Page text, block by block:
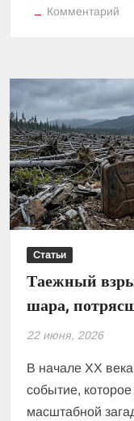
Комментарий
в
Статьи
Таежный
шара,
22 июня, 2026
В начале XX
событие,
масштабной